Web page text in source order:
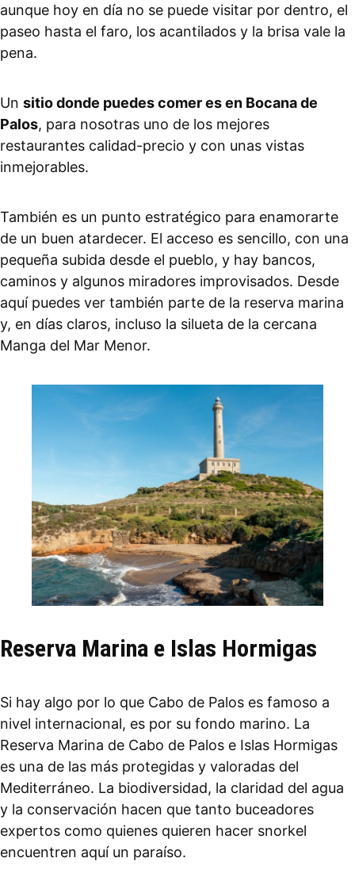
aunque hoy en día no se puede visitar por dentro, el
paseo hasta el faro, los acantilados y la brisa vale la
pena.
Un sitio donde puedes comer es en Bocana de
Palos, para nosotras uno de los mejores
restaurantes calidad-precio y con unas vistas
inmejorables.
También es un punto estratégico para enamorarte
de un buen atardecer. El acceso es sencillo, con una
pequeña subida desde el pueblo, y hay bancos,
caminos y algunos miradores improvisados. Desde
aquí puedes ver también parte de la reserva marina
y, en días claros, incluso la silueta de la cercana
Manga del Mar Menor.
Reserva Marina e Islas Hormigas
Si hay algo por lo que Cabo de Palos es famoso a
nivel internacional, es por su fondo marino. La
Reserva Marina de Cabo de Palos e Islas Hormigas
es una de las más protegidas y valoradas del
Mediterráneo. La biodiversidad, la claridad del agua
y la conservación hacen que tanto buceadores
expertos como quienes quieren hacer snorkel
encuentren aquí un paraíso.